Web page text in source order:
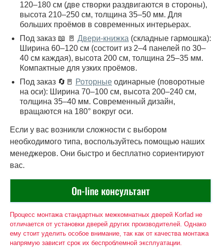
120–180 см (две створки раздвигаются в стороны),
высота 210–250 см, толщина 35–50 мм. Для
больших проёмов в современных интерьерах.
Под заказ 📖 🚪 Двери-книжка (складные гармошка):
Ширина 60–120 см (состоит из 2–4 панелей по 30–
40 см каждая), высота 200 см, толщина 25–35 мм.
Компактные для узких проёмов.
Под заказ 🔄🚪 Роторные одинарные (поворотные
на оси): Ширина 70–100 см, высота 200–240 см,
толщина 35–40 мм. Современный дизайн,
вращаются на 180° вокруг оси.
Если у вас возникли сложности с выбором
необходимого типа, воспользуйтесь помощью наших
менеджеров. Они быстро и бесплатно сориентируют
вас.
On-line консультант
Процесс монтажа стандартных межкомнатных дверей Korfad не
отличается от установки дверей других производителей. Однако
ему стоит уделить особое внимание, так как от качества монтажа
напрямую зависит срок их беспроблемной эксплуатации.